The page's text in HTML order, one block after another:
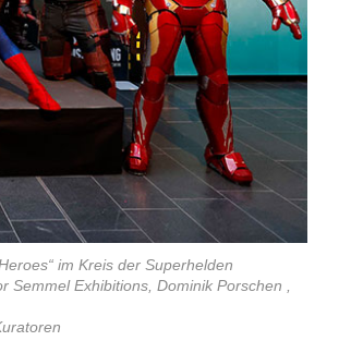
im Kreis der Superhelden
Semmel Exhibitions, Dominik Porschen ,